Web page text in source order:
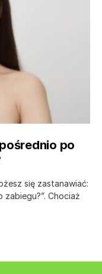
po
się zastanawiać:
zabiegu?”. Chociaż